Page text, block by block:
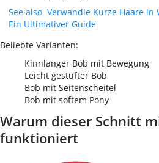
See also Verwandle Kurze Haare in
Ein Ultimativer Guide
Beliebte Varianten:
Kinnlanger Bob mit Bewegung
Leicht gestufter Bob
Bob mit Seitenscheitel
Bob mit softem Pony
Warum dieser Schnitt
funktioniert